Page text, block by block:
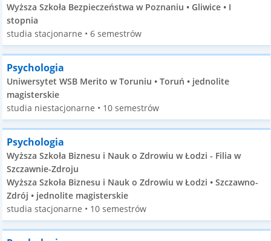
Wyższa Szkoła Bezpieczeństwa w Poznaniu • Gliwice • I
stopnia
studia stacjonarne • 6 semestrów
Psychologia
Uniwersytet WSB Merito w Toruniu • Toruń • jednolite
magisterskie
studia niestacjonarne • 10 semestrów
Psychologia
Wyższa Szkoła Biznesu i Nauk o Zdrowiu w Łodzi - Filia w
Szczawnie-Zdroju
Wyższa Szkoła Biznesu i Nauk o Zdrowiu w Łodzi • Szczawno-
Zdrój • jednolite magisterskie
studia stacjonarne • 10 semestrów